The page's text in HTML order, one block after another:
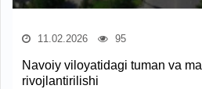
11.02.2026 95
Navoiy viloyatidagi tuman va
rivojlantirilishi